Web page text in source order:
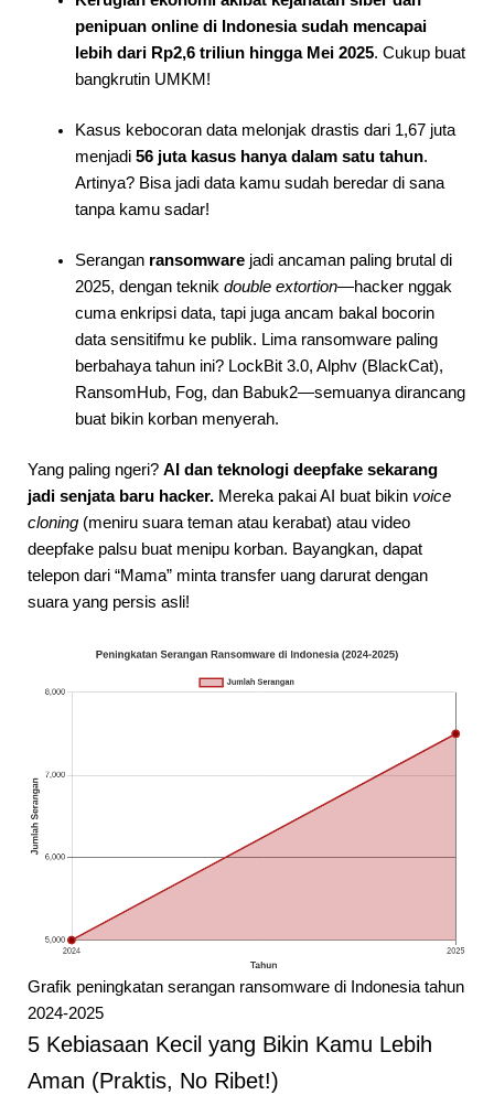
penipuan online di Indonesia sudah mencapai
lebih dari Rp2,6 triliun hingga Mei 2025. Cukup buat
bangkrutin UMKM!
Kasus kebocoran data melonjak drastis dari 1,67 juta
menjadi56 juta kasus hanya dalam satu tahun.
Artinya? Bisa jadi data kamu sudah beredar di sana
tanpa kamu sadar!
Serangan ransomware jadi ancaman paling brutal di
2025, dengan teknikdouble extortion—hacker nggak
cuma enkripsi data, tapi juga ancam bakal bocorin
data sensitifmu ke publik. Lima ransomware paling
berbahaya tahun ini? LockBit 3.0, Alphv (BlackCat),
RansomHub, Fog, dan Babuk2—semuanya dirancang
buat bikin korban menyerah.
Yang paling ngeri? AI dan teknologi deepfake sekarang
jadi senjata baru hacker.Mereka pakai AI buat bikin voice
cloning(meniru suara teman atau kerabat) atau video
deepfake palsu buat menipu korban. Bayangkan, dapat
telepon dari “Mama” minta transfer uang darurat dengan
suara yang persis asli!
Grafik peningkatan serangan ransomware di Indonesia tahun
2024-2025
5 Kebiasaan Kecil yang Bikin Kamu Lebih
Aman (Praktis, No Ribet!)